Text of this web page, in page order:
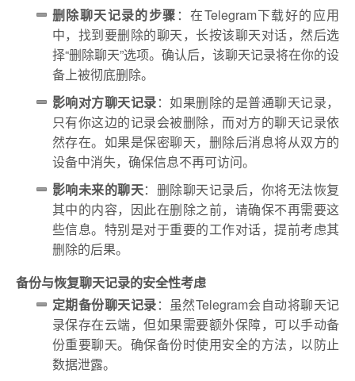
删除聊天记录的步骤 ：在Telegram下载好的应用
中，找到要删除的聊天，长按该聊天对话，然后选
择“删除聊天”选项。确认后，该聊天记录将在你的设
备上被彻底删除。
影响对方聊天记录：如果删除的是普通聊天记录，
只有你这边的记录会被删除，而对方的聊天记录依
然存在。如果是保密聊天，删除后消息将从双方的
设备中消失，确保信息不再可访问。
影响未来的聊天：删除聊天记录后，你将无法恢复
其中的内容，因此在删除之前，请确保不再需要这
些信息。特别是对于重要的工作对话，提前考虑其
删除的后果。
备份与恢复聊天记录的安全性考虑
定期备份聊天记录：虽然Telegram会自动将聊天记
录保存在云端，但如果需要额外保障，可以手动备
份重要聊天。确保备份时使用安全的方法，以防止
数据泄露。